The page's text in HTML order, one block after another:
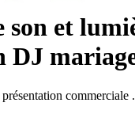
et
commerciale